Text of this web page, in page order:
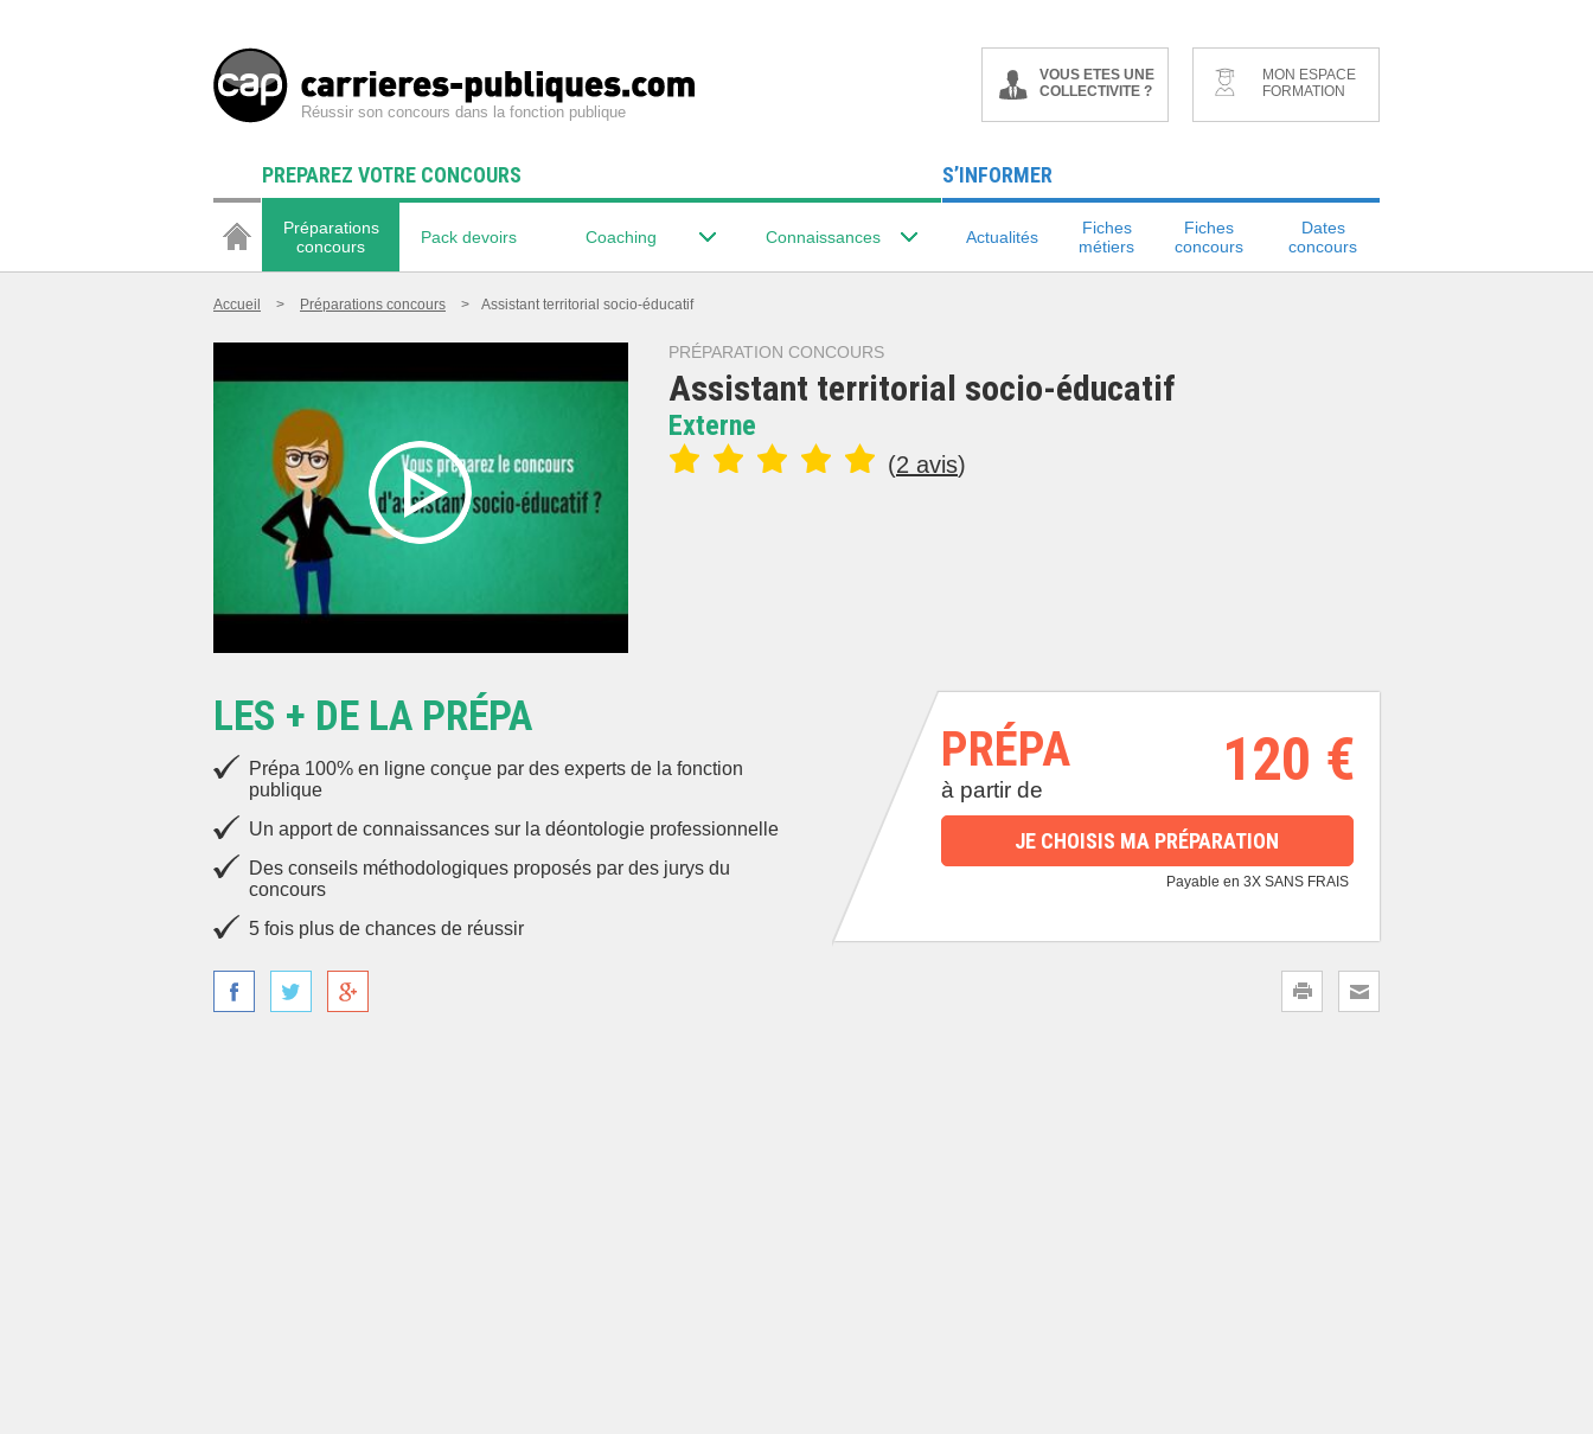
Réussir son concours dans la fonction publique
VOUS ETES UNE
COLLECTIVITE ?
MON ESPACE
FORMATION
PREPAREZ VOTRE CONCOURS
Préparations
concours
Pack devoirs Coaching Connaissances
S’INFORMER
Actualités
Fiches
métiers
Fiches
concours
Dates
concours
Accueil > Préparations concours > Assistant territorial socio-éducatif
PRÉPARATION CONCOURS
Assistant territorial socio-éducatif
Externe
(2 avis)
LES + DE LA PRÉPA
Prépa 100% en ligne conçue par des experts de la fonction
publique
Un apport de connaissances sur la déontologie professionnelle
Des conseils méthodologiques proposés par des jurys du
concours
5 fois plus de chances de réussir
PRÉPA
à partir de 120 €
JE CHOISIS MA PRÉPARATION
Payable en 3X SANS FRAIS